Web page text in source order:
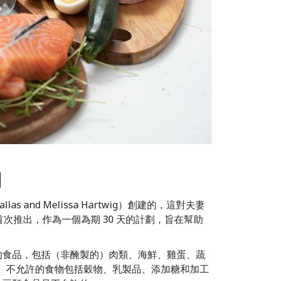
and Melissa Hartwig）創建的，這對夫妻
推出，作為一個為期 30 天的計劃，旨在幫助
品，包括（非醃製的）肉類、海鮮、雞蛋、蔬
允許的食物包括穀物、乳製品、添加糖和加工